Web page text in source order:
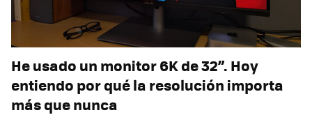
He usado un monitor 6K de 32”. Hoy
entiendo por qué la resolución importa
más que nunca